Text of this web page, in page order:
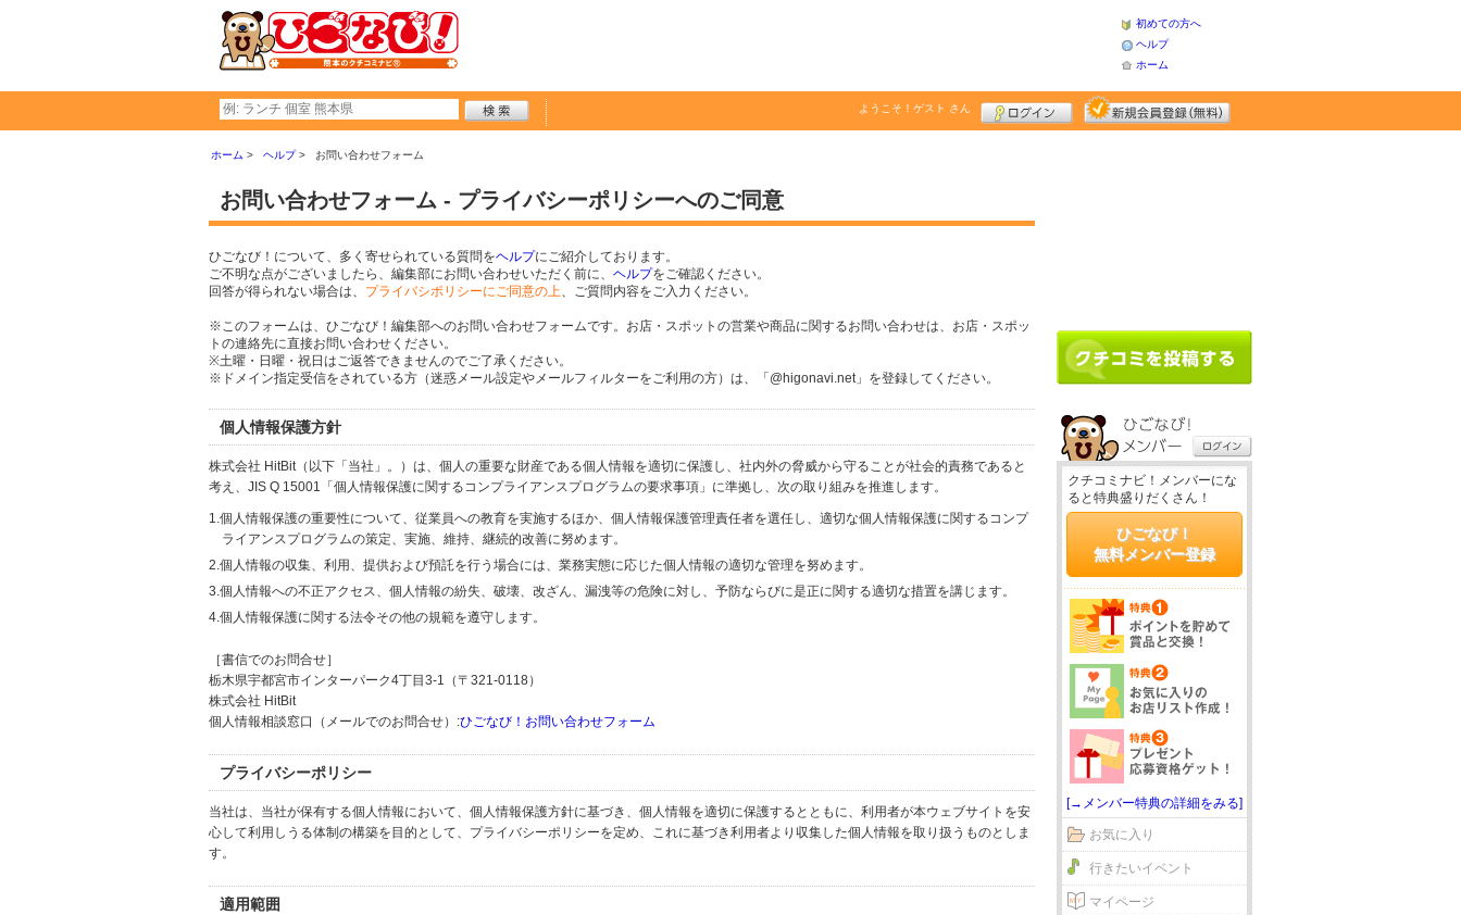
初めての方へ
ヘルプ
ホーム
ようこそ！ ゲスト さん
ホーム ヘルプ お問い合わせフォーム
お問い合わせフォーム - プライバシーポリシーへのご同意
ひごなび！について、多く寄せられている質問をヘルプにご紹介しております。
ご不明な点がございましたら、編集部にお問い合わせいただく前に、 ヘルプをご確認ください。
回答が得られない場合は、 プライバシポリシーにご同意の上、ご質問内容をご入力ください。
※このフォームは、ひごなび！編集部へのお問い合わせフォームです。お店・スポットの営業や商品に関するお問い合わせは、お店・スポッ
トの連絡先に直接お問い合わせください。
※土曜・日曜・祝日はご返答できませんのでご了承ください。
※ドメイン指定受信をされている方（迷惑メール設定やメールフィルターをご利用の方）は、「@higonavi.net」を登録してください。
個人情報保護方針
株式会社 HitBit（以下「当社」。）は、個人の重要な財産である個人情報を適切に保護し、社内外の脅威から守ることが社会的責務であると
考え、JIS Q 15001「個人情報保護に関するコンプライアンスプログラムの要求事項」に準拠し、次の取り組みを推進します。
1.個人情報保護の重要性について、従業員への教育を実施するほか、個人情報保護管理責任者を選任し、適切な個人情報保護に関するコンプ
ライアンスプログラムの策定、実施、維持、継続的改善に努めます。
2.個人情報の収集、利用、提供および預託を行う場合には、業務実態に応じた個人情報の適切な管理を努めます。
3.個人情報への不正アクセス、個人情報の紛失、破壊、改ざん、漏洩等の危険に対し、予防ならびに是正に関する適切な措置を講じます。
4.個人情報保護に関する法令その他の規範を遵守します。
［書信でのお問合せ］
栃木県宇都宮市インターパーク4丁目3-1（〒321-0118）
株式会社 HitBit
個人情報相談窓口（メールでのお問合せ）:ひごなび！お問い合わせフォーム
プライバシーポリシー
当社は、当社が保有する個人情報において、個人情報保護方針に基づき、個人情報を適切に保護するとともに、利用者が本ウェブサイトを安
心して利用しうる体制の構築を目的として、プライバシーポリシーを定め、これに基づき利用者より収集した個人情報を取り扱うものとしま
す。
適用範囲
クチコミナビ！メンバーにな
ると特典盛りだくさん！
ひごなび！
無料メンバー登録
[→メンバー特典の詳細をみる]
お気に入り
行きたいイベント
マイページ